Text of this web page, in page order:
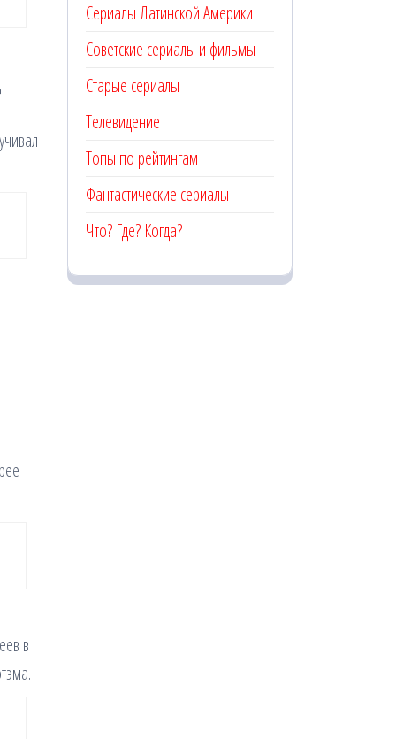
в
Сериалы Латинской Америки
Советские сериалы и фильмы
Старые сериалы
Телевидение
Топы по рейтингам
Фантастические сериалы
Что? Где? Когда?